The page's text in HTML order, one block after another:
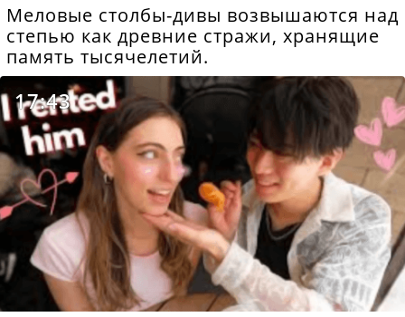
Меловые столбы-дивы возвышаются над
степью как древние стражи, хранящие
память тысячелетий.
17:43